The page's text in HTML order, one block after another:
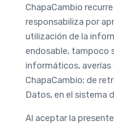
ChapaCambio
responsabiliza por
utilización de la
endosable, tampoco
informáticos, averías
ChapaCambio; de
Datos, en el sistema
Al aceptar la